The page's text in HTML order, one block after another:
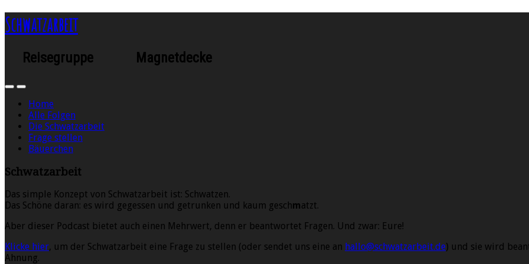
Schwatzarbeit
Reisegruppe Magnetdecke
Home
Alle Folgen
Die Schwatzarbeit
Frage stellen
Bäuerchen
Schwatzarbeit
Das simple Konzept von Schwatzarbeit ist: Schwatzen.
Das Schöne daran: es wird gegessen und getrunken und kaum geschmatzt.
Aber dieser Podcast bietet auch einen Mehrwert, denn er beantwortet Fragen. Und zwar: Eure!
Klicke hier, um der Schwatzarbeit eine Frage zu stellen (oder sendet uns eine an hallo@schwatzarbeit.de) und sie wird
Ahnung.